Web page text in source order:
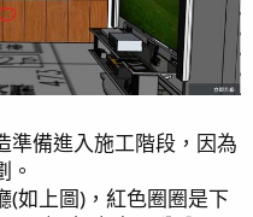
準備進入施工階段，因為
。
(如上圖)，紅色圈圈是下